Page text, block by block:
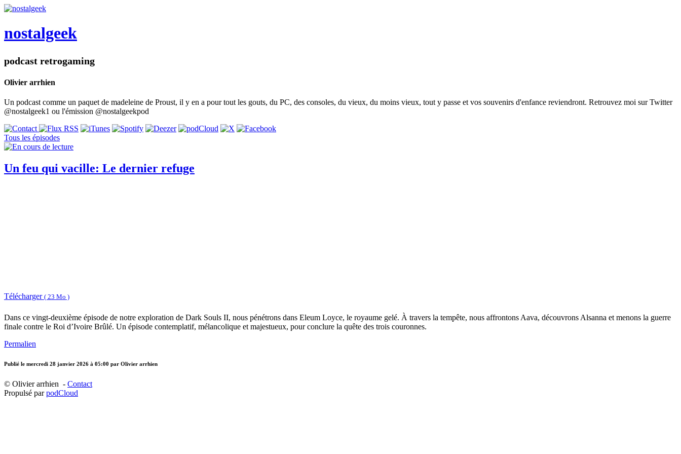
nostalgeek
podcast retrogaming
Olivier arrhien
Un podcast comme un paquet de madeleine de Proust, il y en a pour tout les gouts, du PC, des consoles, du vieux, du moins vieux, tout y passe et vos souvenirs d'enfance reviendront. Retrouvez moi sur Twitter
@nostalgeek1 ou l'émission @nostalgeekpod
Tous les épisodes
Un feu qui vacille: Le dernier refuge
Télécharger ( 23 Mo )
Dans ce vingt-deuxième épisode de notre exploration de Dark Souls II, nous pénétrons dans Eleum Loyce, le royaume gelé. À travers la tempête, nous affrontons Aava, découvrons Alsanna et menons la guerre
finale contre le Roi d’Ivoire Brûlé. Un épisode contemplatif, mélancolique et majestueux, pour conclure la quête des trois couronnes.
Permalien
Publié le mercredi 28 janvier 2026 à 05:00 par Olivier arrhien
© Olivier arrhien - Contact
Propulsé parpodCloud